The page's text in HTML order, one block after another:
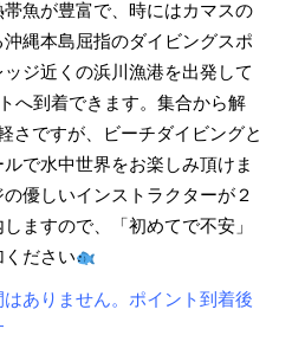
魚が豊富で、時にはカマスの
縄本島屈指のダイビングスポ
ジ近くの浜川漁港を出発して
へ到着できます。集合から解
さですが、ビーチダイビングと
で水中世界をお楽しみ頂けま
優しいインストラクターが２
ますので、「初めてで不安」
ください
ありません。ポイント到着後